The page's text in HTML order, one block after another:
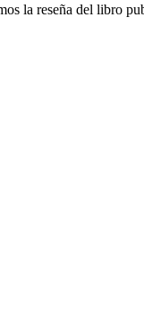
la reseña del libro